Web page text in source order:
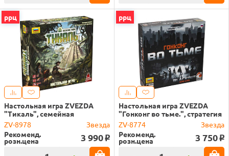
ррц
Настольная игра ZVEZDA
"Тикаль", семейная
ZV-8978
Звезда
Рекоменд.
розн.цена 3 990 o
ррц
Настольная игра ZVEZDA
"Гонконг во тьме.", стратегия
ZV-8774
Звезда
Рекоменд.
розн.цена 3 750 o